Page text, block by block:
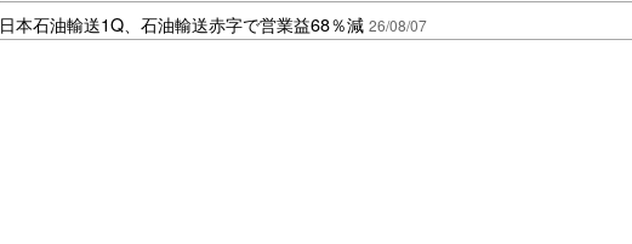
日本石油輸送1Q、石油輸送赤字で営業益68％減 26/08/07